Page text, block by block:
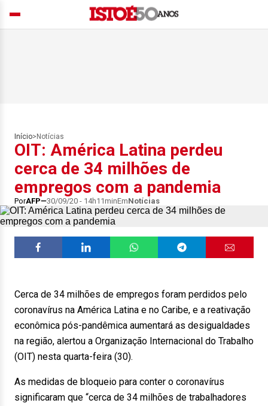
Início> Notícias
OIT: América Latina perdeu
cerca de 34 milhões de
empregos com a pandemia
PorAFP 30/09/20 - 14h11minEmNotícias
Cerca de 34 milhões de empregos foram perdidos pelo
coronavírus na América Latina e no Caribe, e a reativação
econômica pós-pandêmica aumentará as desigualdades
na região, alertou a Organização Internacional do Trabalho
(OIT) nesta quarta-feira (30).
As medidas de bloqueio para conter o coronavírus
significaram que “cerca de 34 milhões de trabalhadores